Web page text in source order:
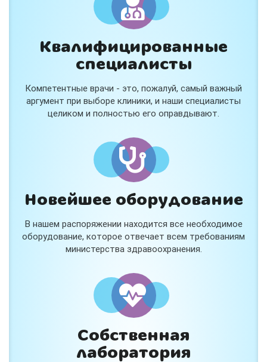
Квалифицированные
специалисты
Компетентные врачи - это, пожалуй, самый важный
аргумент при выборе клиники, и наши специалисты
целиком и полностью его оправдывают.
Новейшее оборудование
В нашем распоряжении находится все необходимое
оборудование, которое отвечает всем требованиям
министерства здравоохранения.
Собственная
лаборатория
Консультация ортопеда +
тейпирование за 1 приём
Вас или вашего ребёнка беспокоят:
- боли в спине, шее, коленях или ногах?
- дискомфорт после спорта и нагрузок?
В «Медлэнд» принимает известный ортопед-
травматолог Шехмаметьев Али Зарефуллович
В прием входит:
✔️ Осмотр и консультация врача
✔️ Рекомендации по вашей ситуации
✔️Тейпирование
спортсменам и беременным женщинам.
Специальная цена — 3000 ₽.
и расскажем подробнее!
Нет, спасибо
Я согласен на обработкуперсональных данных